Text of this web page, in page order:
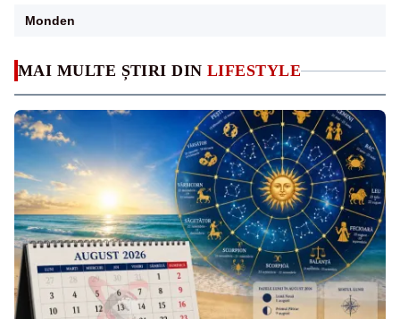
MAI MULTE ȘTIRI DIN LIFESTYLE
Monden